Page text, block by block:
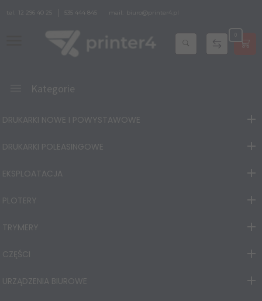
tel. 12 296 40 25 535 444 845 mail: biuro@printer4.pl
Kategorie
DRUKARKI NOWE I POWYSTAWOWE
DRUKARKI POLEASINGOWE
EKSPLOATACJA
PLOTERY
TRYMERY
CZĘŚCI
URZĄDZENIA BIUROWE